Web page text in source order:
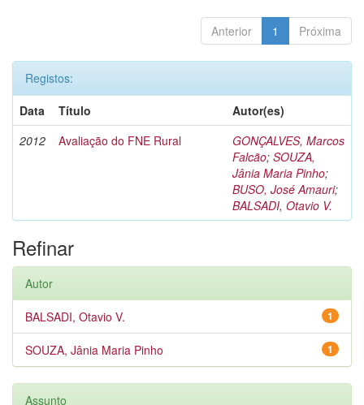
Anterior 1 Próxima
Registos:
Data
Título
Autor(es)
2012
Avaliação do FNE Rural
GONÇALVES, Marcos
Falcão; SOUZA,
Jânia Maria Pinho;
BUSO, José Amauri;
BALSADI, Otavio V.
Refinar
Autor
1
BALSADI, Otavio V.
1
SOUZA, Jânia Maria Pinho
Assunto